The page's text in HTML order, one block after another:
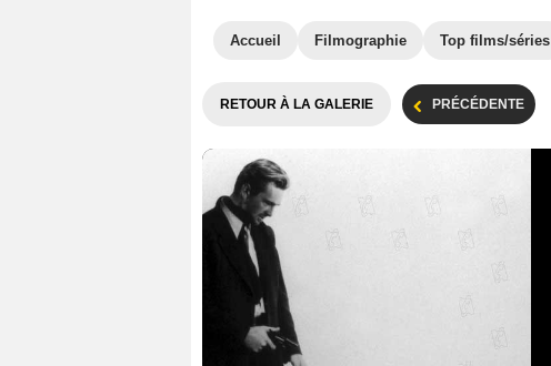
Accueil Filmographie Top films/séries
RETOUR À LA GALERIE PRÉCÉDENTE